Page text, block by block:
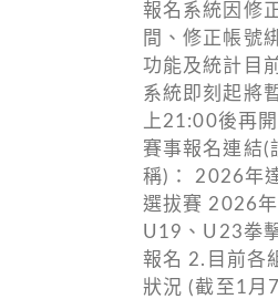
報名系統因修
間、修正帳號
功能及統計目
系統即刻起將
上21:00後再
賽事報名連結(
稱)： 2026年
選拔賽 2026
U19、U23拳
報名 2.目前各
狀況 (截至1